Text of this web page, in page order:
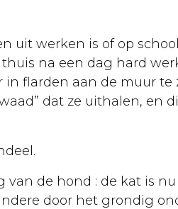
uit werken is of op
na een dag hard
flarden aan de muur te
dat ze uithalen, en
van de hond : de kat is nu
door het grondig